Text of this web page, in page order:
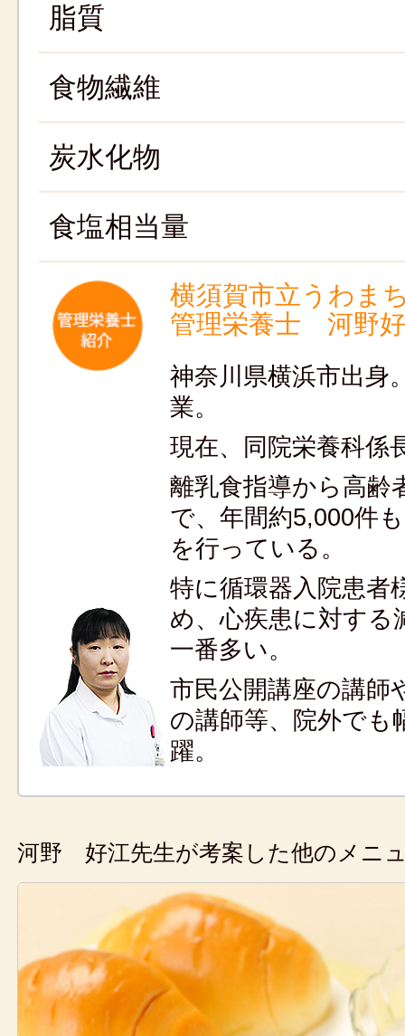
脂質
食物繊維
炭水化物
食塩相当量
横須賀市立うわま
管理栄養士 河野
神奈川県横浜市出身
業。
現在、同院栄養科係
離乳食指導から高齢
で、年間約5,000件
を行っている。
特に循環器入院患者
め、心疾患に対する
一番多い。
市民公開講座の講師
の講師等、院外でも
躍。
河野 好江先生が考案した他のメニ